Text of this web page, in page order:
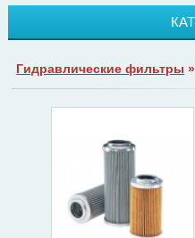
Гидравлические фильтры